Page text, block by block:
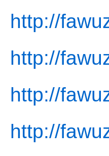
http://
http://
http://
http://